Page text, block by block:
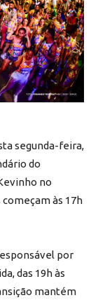
segunda-feira,
do
no
às 17h
por
das 19h às
mantém